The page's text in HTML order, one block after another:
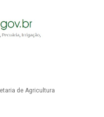
de Agricultura